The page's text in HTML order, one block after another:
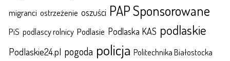
migranci ostrzeżenie oszuści PAP Sponsorowane
PiS podlascy rolnicy Podlasie Podlaska KAS podlaskie
Podlaskie24.pl pogoda policja Politechnika Białostocka